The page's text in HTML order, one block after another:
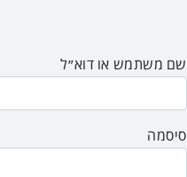
שם משתמש או דוא״ל
סיסמה